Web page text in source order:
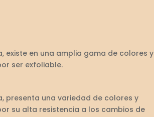
existe en una amplia gama de colores y
ser exfoliable.
presenta una variedad de colores y
su alta resistencia a los cambios de